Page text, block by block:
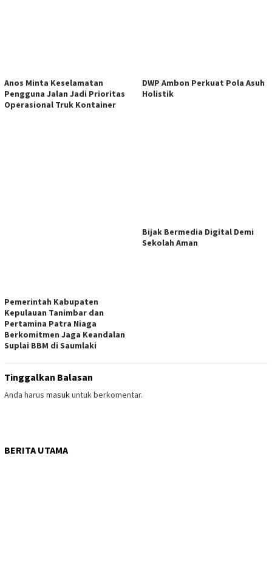
Anos Minta Keselamatan
Pengguna Jalan Jadi Prioritas
Operasional Truk Kontainer
DWP Ambon Perkuat Pola Asuh
Holistik
Pemerintah Kabupaten
Kepulauan Tanimbar dan
Pertamina Patra Niaga
Berkomitmen Jaga Keandalan
Suplai BBM di Saumlaki
Bijak Bermedia Digital Demi
Sekolah Aman
Tinggalkan Balasan
Anda harus masukuntuk berkomentar.
BERITA UTAMA